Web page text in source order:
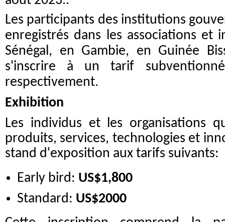
Les participants des institutions
enregistrés dans les associations et
Sénégal, en Gambie, en Guinée
s'inscrire à un tarif
respectivement.
Exhibition
Les individus et les organisations
produits, services, technologies et
stand d'exposition aux tarifs suivants:
Early bird: US$1,800
Standard: US$2000